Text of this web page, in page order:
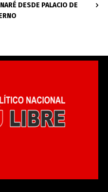
DESDE PALACIO DE